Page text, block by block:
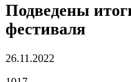
Подведены
фестиваля
26.11.2022